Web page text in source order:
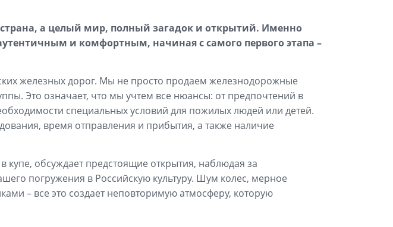
а целый мир, полный загадок и открытий. Именно
и комфортным, начиная с самого первого этапа –
железных дорог. Мы не просто продаем железнодорожные
Это означает, что мы учтем все нюансы: от предпочтений в
специальных условий для пожилых людей или детей.
время отправления и прибытия, а также наличие
купе, обсуждает предстоящие открытия, наблюдая за
погружения в Российскую культуру. Шум колес, мерное
– все это создает неповторимую атмосферу, которую